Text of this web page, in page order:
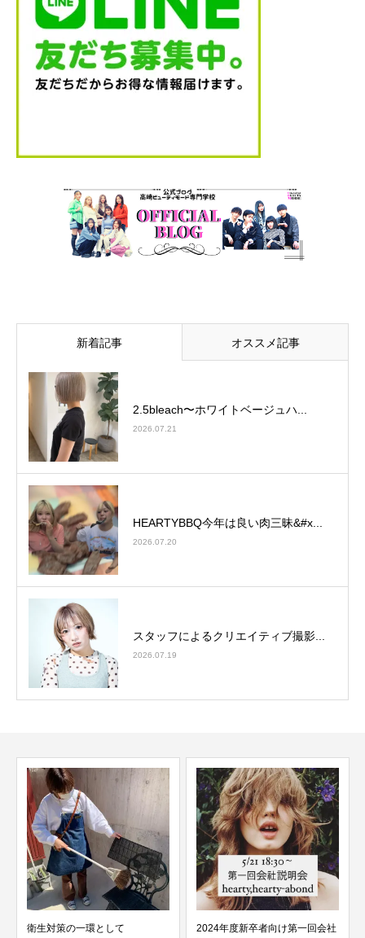
新着記事 オススメ記事
2.5bleach〜ホワイトベージュ⁡ハ...
2026.07.21
HEARTYBBQ今年は良い肉三昧&#x...
2026.07.20
スタッフによるクリエイティブ撮影...
2026.07.19
衛生対策の一環として
2024年度新卒者向け第一回会社